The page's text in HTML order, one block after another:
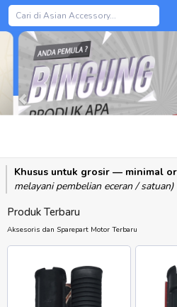
Previous
Khusus untuk grosir — minimal
melayani pembelian eceran / satuan)
Produk Terbaru
Aksesoris dan Sparepart Motor Terbaru